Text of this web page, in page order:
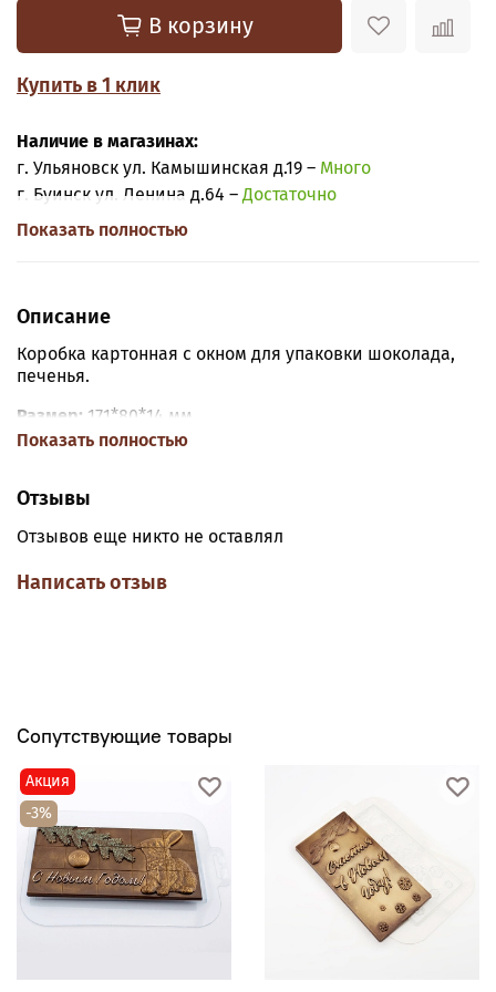
В корзину
Купить в 1 клик
Наличие в магазинах:
г. Ульяновск ул. Камышинская д.19 – Много
г. Буинск ул. Ленина д.64 –Достаточно
Показать полностью
Описание
Коробка картонная с окном для упаковки шоколада,
печенья.
Размер: 171*80*14 мм.
Показать полностью
Отзывы
Отзывов еще никто не оставлял
Написать отзыв
Сопутствующие товары
Акция
-3%